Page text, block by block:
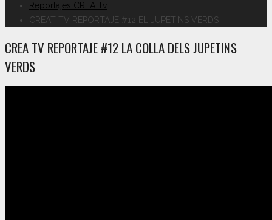
Reportajes CREA Tv
CREAT TV REPORTAJE #12 EL JUPETINS VERDS
CREA TV REPORTAJE #12 LA COLLA DELS JUPETINS
VERDS